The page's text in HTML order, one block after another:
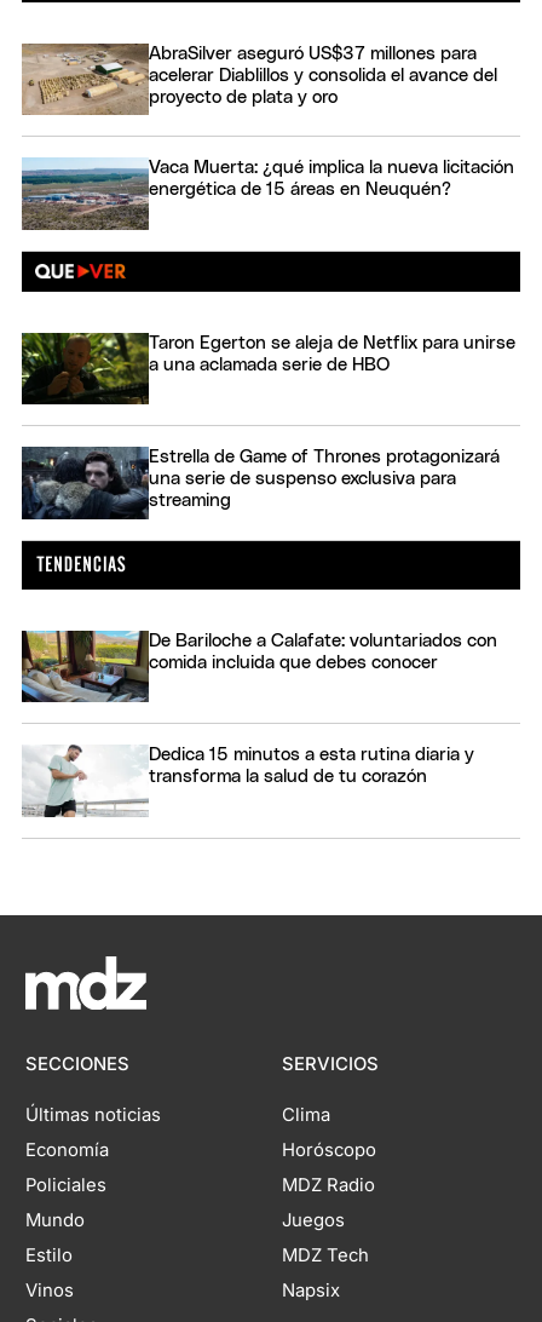
AbraSilver aseguró US$37 millones para
acelerar Diablillos y consolida el avance del
proyecto de plata y oro
Vaca Muerta: ¿qué implica la nueva licitación
energética de 15 áreas en Neuquén?
Taron Egerton se aleja de Netflix para unirse
a una aclamada serie de HBO
Estrella de Game of Thrones protagonizará
una serie de suspenso exclusiva para
streaming
De Bariloche a Calafate: voluntariados con
comida incluida que debes conocer
Dedica 15 minutos a esta rutina diaria y
transforma la salud de tu corazón
SECCIONES
Últimas noticias
Economía
Policiales
Mundo
Estilo
Vinos
SERVICIOS
Clima
Horóscopo
MDZ Radio
Juegos
MDZ Tech
Napsix